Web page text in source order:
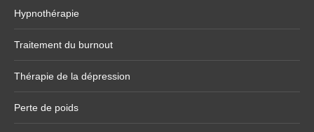
Hypnothérapie
Traitement du burnout
Thérapie de la dépression
Perte de poids